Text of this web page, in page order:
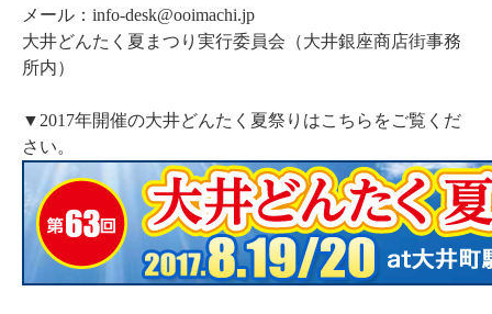
メール：info-desk@ooimachi.jp
大井どんたく夏まつり実行委員会（大井銀座商店街事務
所内）
▼2017年開催の大井どんたく夏祭りはこちらをご覧くだ
さい。